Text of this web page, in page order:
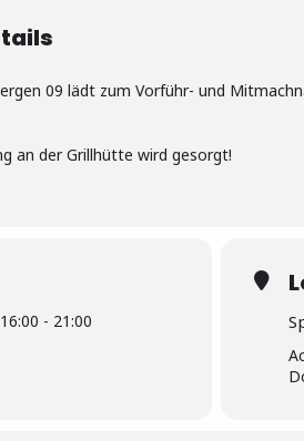
09 lädt zum Vorführ- und
an der Grillhütte wird gesorgt!
- 21:00